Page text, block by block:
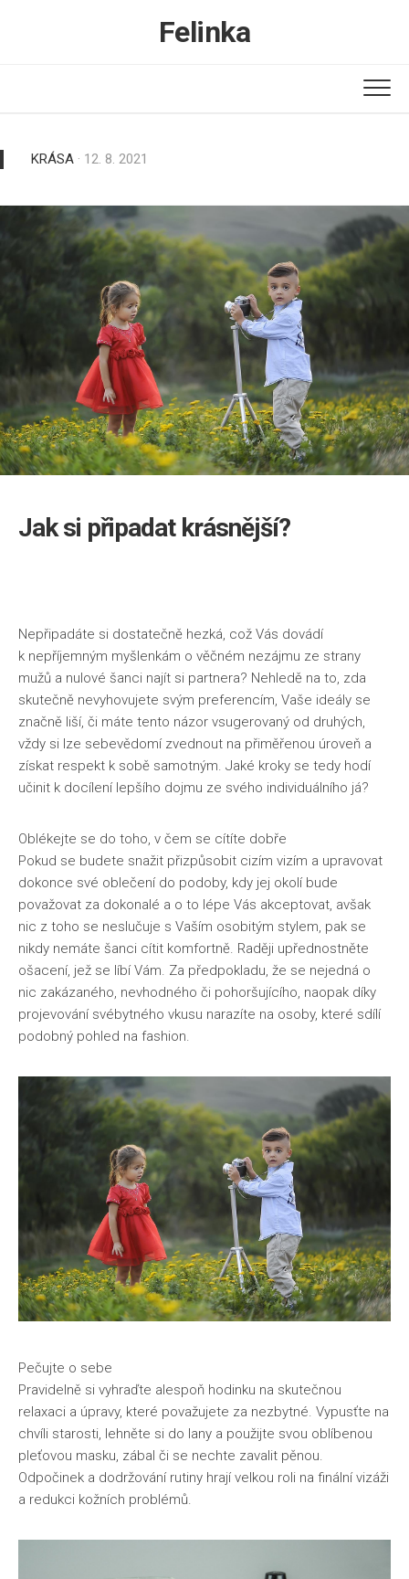
Felinka
KRÁSA · 12. 8. 2021
Jak si připadat krásnější?
Nepřipadáte si dostatečně hezká, což Vás dovádí
k nepříjemným myšlenkám o věčném nezájmu ze strany
mužů a nulové šanci najít si partnera? Nehledě na to, zda
skutečně nevyhovujete svým preferencím, Vaše ideály se
značně liší, či máte tento názor vsugerovaný od druhých,
vždy si lze sebevědomí zvednout na přiměřenou úroveň a
získat respekt k sobě samotným. Jaké kroky se tedy hodí
učinit k docílení lepšího dojmu ze svého individuálního já?
Oblékejte se do toho, v čem se cítíte dobře
Pokud se budete snažit přizpůsobit cizím vizím a upravovat
dokonce své oblečení do podoby, kdy jej okolí bude
považovat za dokonalé a o to lépe Vás akceptovat, avšak
nic z toho se neslučuje s Vaším osobitým stylem, pak se
nikdy nemáte šanci cítit komfortně. Raději upřednostněte
ošacení, jež se líbí Vám. Za předpokladu, že se nejedná o
nic zakázaného, nevhodného či pohoršujícího, naopak díky
projevování svébytného vkusu narazíte na osoby, které sdílí
podobný pohled na fashion.
Pečujte o sebe
Pravidelně si vyhraďte alespoň hodinku na skutečnou
relaxaci a úpravy, které považujete za nezbytné. Vypusťte na
chvíli starosti, lehněte si do lany a použijte svou oblíbenou
pleťovou masku, zábal či se nechte zavalit pěnou.
Odpočinek a dodržování rutiny hrají velkou roli na finální vizáži
a redukci kožních problémů.